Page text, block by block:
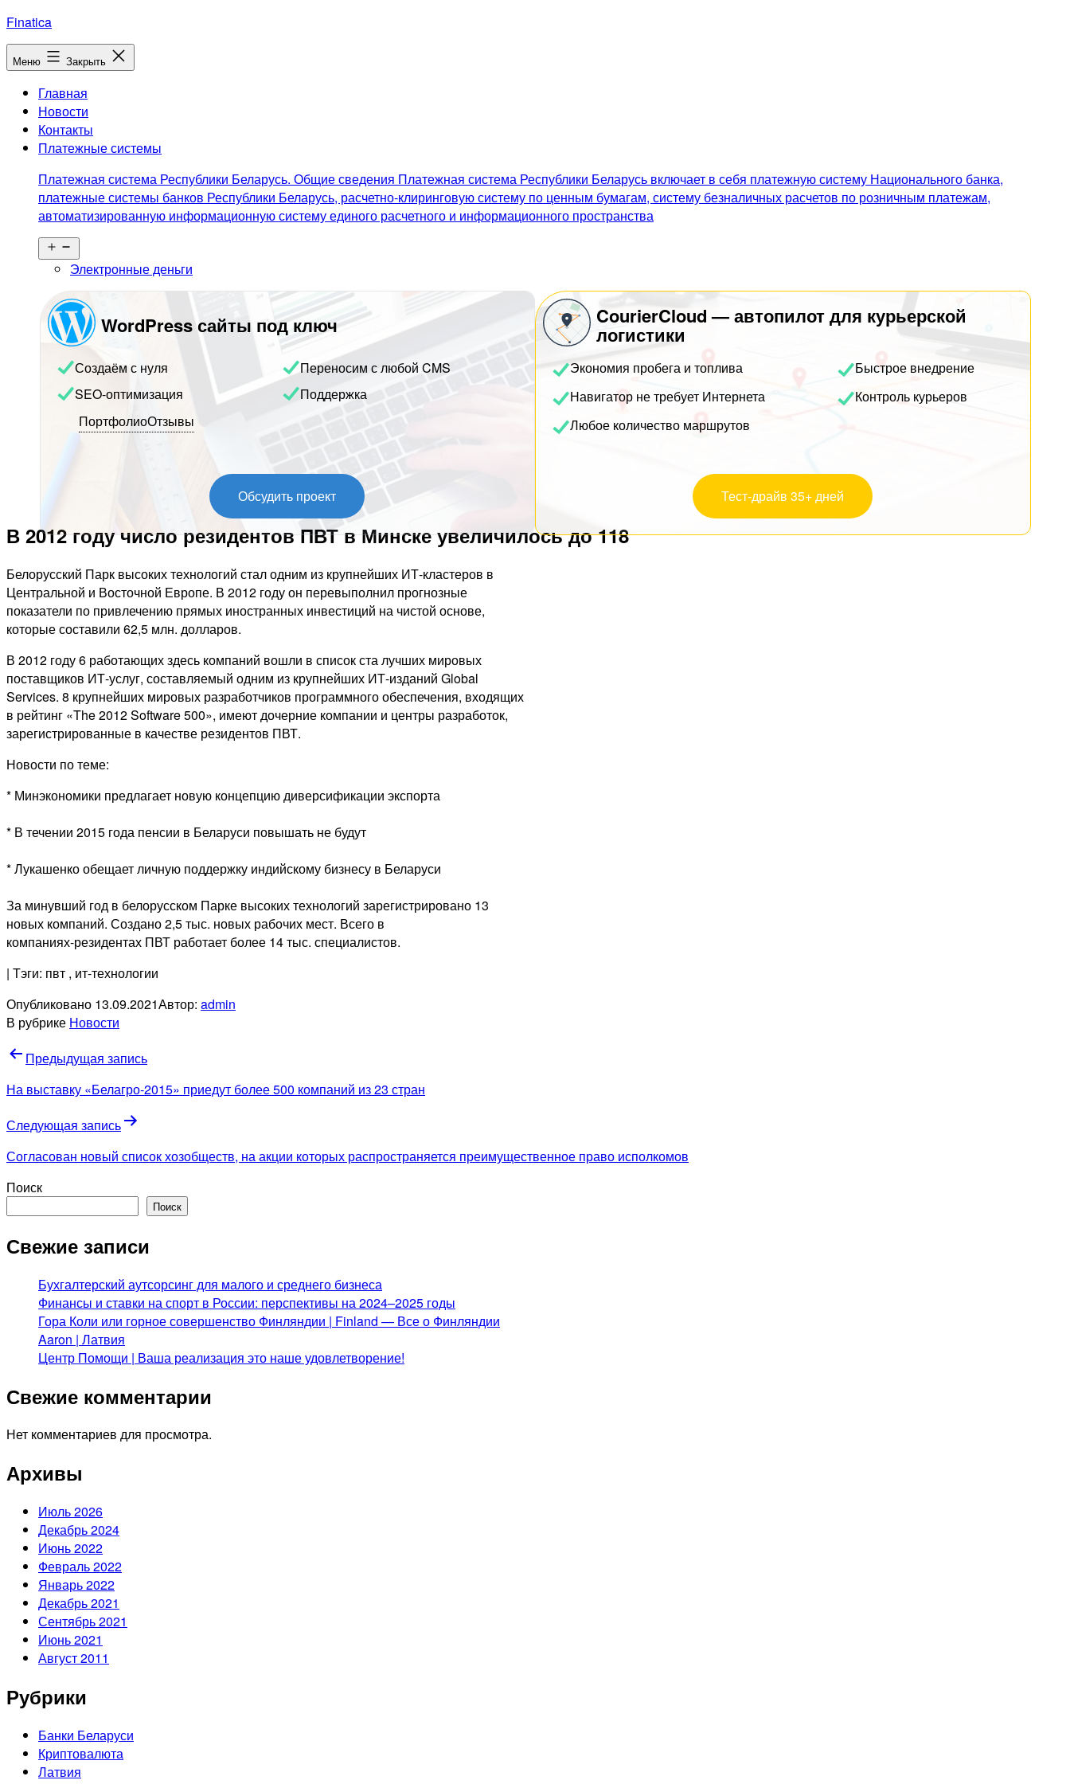
Перейти
к
содержимому
Finatica
Меню Закрыть
Главная
Новости
Контакты
Платежные системы
Платежная система Республики Беларусь. Общие сведения Платежная система Республики Беларусь включает в себя платежную систему Национального банка,
платежные системы банков Республики Беларусь, расчетно-клиринговую систему по ценным бумагам, систему безналичных расчетов по розничным платежам,
автоматизированную информационную систему единого расчетного и информационного пространства
меню
Электронные деньги
WordPress сайты под ключ
Создаём с нуля
Переносим с любой CMS
SEO-оптимизация
Поддержка
ПортфолиоОтзывы
Обсудить проект
CourierCloud — автопилот для курьерской
логистики
Экономия пробега и топлива
Быстрое внедрение
Навигатор не требует Интернета
Контроль курьеров
Любое количество маршрутов
Тест-драйв 35+ дней
В 2012 году число резидентов ПВТ в Минске увеличилось до 118
Белорусский Парк высоких технологий стал одним из крупнейших ИТ-кластеров в
Центральной и Восточной Европе. В 2012 году он перевыполнил прогнозные
показатели по привлечению прямых иностранных инвестиций на чистой основе,
которые составили 62,5 млн. долларов.
В 2012 году 6 работающих здесь компаний вошли в список ста лучших мировых
поставщиков ИТ-услуг, составляемый одним из крупнейших ИТ-изданий Global
Services. 8 крупнейших мировых разработчиков программного обеспечения, входящих
в рейтинг «The 2012 Software 500», имеют дочерние компании и центры разработок,
зарегистрированные в качестве резидентов ПВТ.
Новости по теме:
* Минэкономики предлагает новую концепцию диверсификации экспорта
* В течении 2015 года пенсии в Беларуси повышать не будут
* Лукашенко обещает личную поддержку индийскому бизнесу в Беларуси
За минувший год в белорусском Парке высоких технологий зарегистрировано 13
новых компаний. Создано 2,5 тыс. новых рабочих мест. Всего в
компаниях-резидентах ПВТ работает более 14 тыс. специалистов.
| Тэги: пвт , ит-технологии
Опубликовано 13.09.2021Автор: admin
В рубрике Новости
Навигация
по
Предыдущая запись
На выставку «Белагро-2015» приедут более 500 компаний из 23 стран
Следующая запись
Согласован новый список хозобществ, на акции которых распространяется преимущественное право исполкомов
Поиск
Поиск
Свежие записи
Бухгалтерский аутсорсинг для малого и среднего бизнеса
Финансы и ставки на спорт в России: перспективы на 2024–2025 годы
Гора Коли или горное совершенство Финляндии | Finland — Все о Финляндии
Aaron | Латвия
Центр Помощи | Ваша реализация это наше удовлетворение!
Свежие комментарии
Нет комментариев для просмотра.
Архивы
Июль 2026
Декабрь 2024
Июнь 2022
Февраль 2022
Январь 2022
Декабрь 2021
Сентябрь 2021
Июнь 2021
Август 2011
Рубрики
Банки Беларуси
Криптовалюта
Латвия